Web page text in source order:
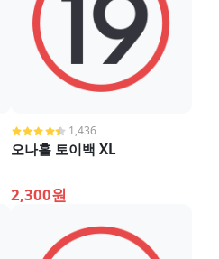
1,436
오나홀 토이백 XL
2,300원